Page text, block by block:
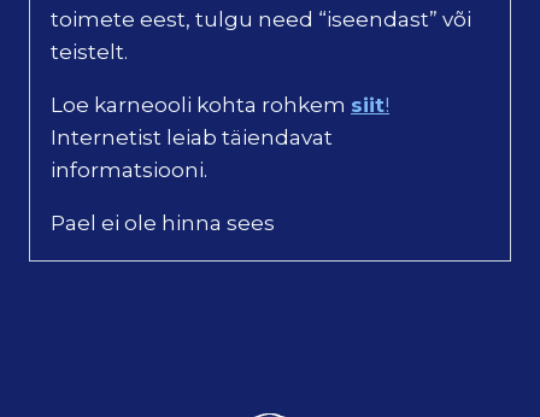
toimete eest, tulgu need “iseendast” või
teistelt.
Loe karneooli kohta rohkem siit!
Internetist leiab täiendavat
informatsiooni.
Pael ei ole hinna sees